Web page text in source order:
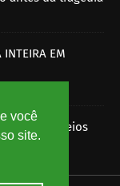
você
site.
INTEIRA EM
dos Correios